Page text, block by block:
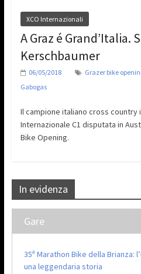
XCO Internazionali
A Graz é Grand’Italia.
Kerschbaumer
06/05/2018 Grazer bike
Gabogas
Il campione italiano cross country
Internazionale C1 disputata in
Bike Opening.
In evidenza
Gare
35ª Marathon Bike della Brianza:
una leggendaria storia